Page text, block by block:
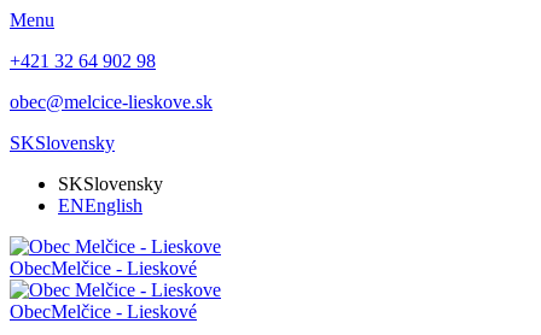
Menu
+421 32 64 902 98
obec@melcice-lieskove.sk
SKSlovensky
SKSlovensky
ENEnglish
ObecMelčice - Lieskové
ObecMelčice - Lieskové